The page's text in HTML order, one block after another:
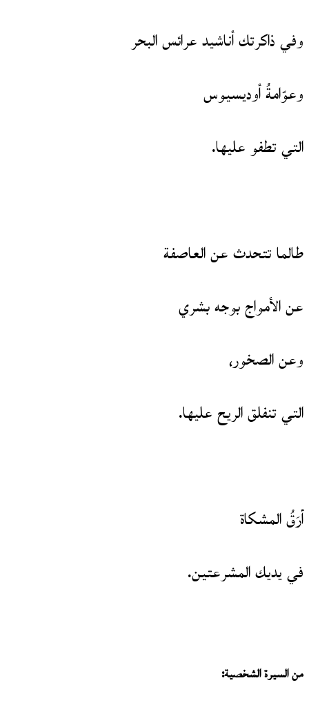
وفي ذاكرتك أناشيد عرائس البحر
وعوّامةُ أوديسيوس
التي تطفو عليها.
طالما تتحدث عن العاصفة
عن الأمواج بوجه بشري
وعن الصخور،
التي تنفلق الريح عليها.
أرَقُ المشكاة
في يديك المشرعتين.
من السيرة الشخصية: